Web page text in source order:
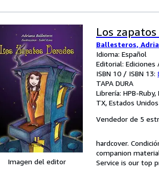
Imagen del editor
Los
Ballesteros,
Idioma: Español
Editorial: Ediciones
ISBN 10 / ISBN 13:
TAPA DURA
Librería: HPB-
TX, Estados
Vendedor de 5
hardcover.
companion
Service is our top